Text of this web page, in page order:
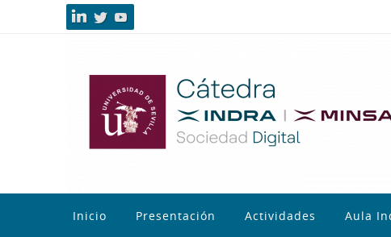
Inicio Presentación Actividades Aula